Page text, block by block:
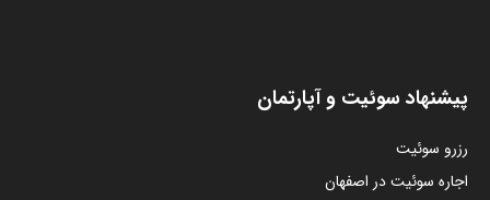
پیشنهاد سوئیت و آپارتمان
رزرو سوئیت
اجاره سوئیت در اصفهان